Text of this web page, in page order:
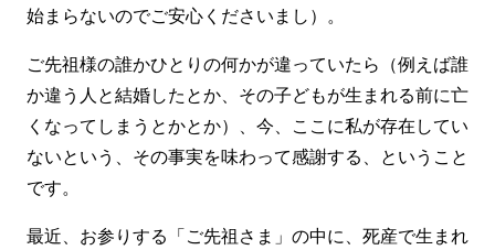
始まらないのでご安心くださいまし）。
ご先祖様の誰かひとりの何かが違っていたら（例えば誰
か違う人と結婚したとか、その子どもが生まれる前に亡
くなってしまうとかとか）、今、ここに私が存在してい
ないという、その事実を味わって感謝する、ということ
です。
最近、お参りする「ご先祖さま」の中に、死産で生まれ